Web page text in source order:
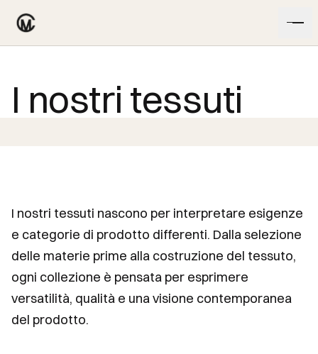
I nostri tessuti
I nostri tessuti nascono per interpretare esigenze
e categorie di prodotto differenti. Dalla selezione
delle materie prime alla costruzione del tessuto,
ogni collezione è pensata per esprimere
versatilità, qualità e una visione contemporanea
del prodotto.